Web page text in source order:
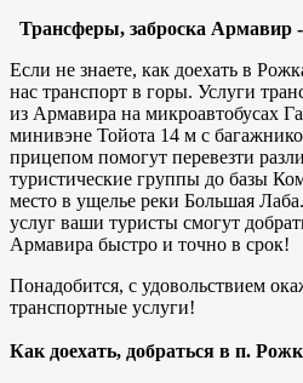
Трансферы, заброска Армавир
Если не знаете, как доехать в
нас транспорт в горы. Услуги
из Армавира на микроавтобусах
минивэне Тойота 14 м с
прицепом помогут перевезти
туристические группы до базы
место в ущелье реки Большая
услуг ваши туристы смогут
Армавира быстро и точно в срок!
Понадобится, с удовольствием
транспортные услуги!
Как доехать, добраться в п.